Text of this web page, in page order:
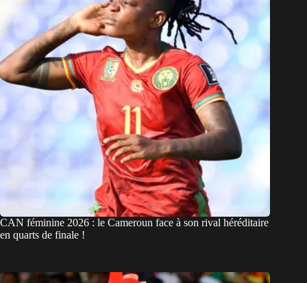
CAN féminine 2026 : le Cameroun face à son rival héréditaire
en quarts de finale !